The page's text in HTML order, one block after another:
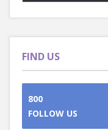
FIND US
800
FOLLOW US